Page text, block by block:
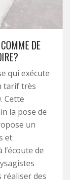
DE
qui exécute
tarif très
Cette
la pose de
un
et
de
des